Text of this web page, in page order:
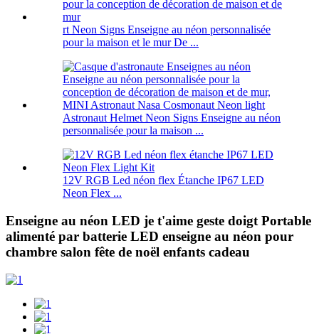
rt Neon Signs Enseigne au néon personnalisée
pour la maison et le mur De ...
Astronaut Helmet Neon Signs Enseigne au néon
personnalisée pour la maison ...
12V RGB Led néon flex Étanche IP67 LED
Neon Flex ...
Enseigne au néon LED je t'aime geste doigt Portable
alimenté par batterie LED enseigne au néon pour
chambre salon fête de noël enfants cadeau